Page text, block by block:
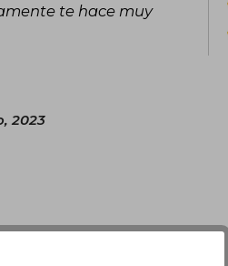
te hace muy
2023